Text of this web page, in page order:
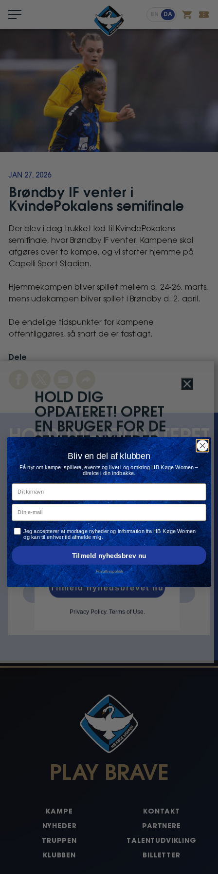
DA
EN
JAN 27, 2026
Brøndby IF venter i
KvindePokalens semifinale
Brøndby
IF
i
KvindePokalens
Der blev i dag trukket lod til KvindePokalens
semifinale, hvor Brøndby IF venter. Kampene skal
afgøres over to kampe, og vi starter hjemme på
Capelli Sport Stadion.
Hjemmekampen bliver spillet mellem d. 24-26. marts,
mens udekampen bliver spillet i Brøndby d. 2. april.
De endelige tidspunkter for kampene
offentliggøres, så snart de er fastlagt.
Dele
Close
HOLD DIG
OPDATERET! OPRET
EN BRUGER FOR DE
SENESTE NYHEDER,
TILBUD OG MEGET
MERE!
Navn
Tilmeld nyhedsbrevet nu
Privacy Policy. Terms of Use.
HOLD DIG OPDATERET
MED
HB KØGE KVINDER
Din e-mail
Tilmeld nyhedsbrevet nu
Privacy Policy
PLAY BRAVE
KAMPE
NYHEDER
TRUPPEN
KLUBBEN
KONTAKT
PARTNERE
TALENTUDVIKLING
BILLETTER
Bliv en del af klubben
Få nyt om kampe, spillere, events og livet i og omkring HB Køge Women –
direkte i din indbakke.
Dit fornavn
Din e-mail
Privatlivspolitik
Jeg accepterer at modtage nyheder og information fra HB Køge Women
og kan til enhver tid afmelde mig.
Tilmeld nyhedsbrev nu
Privatlivspolitik